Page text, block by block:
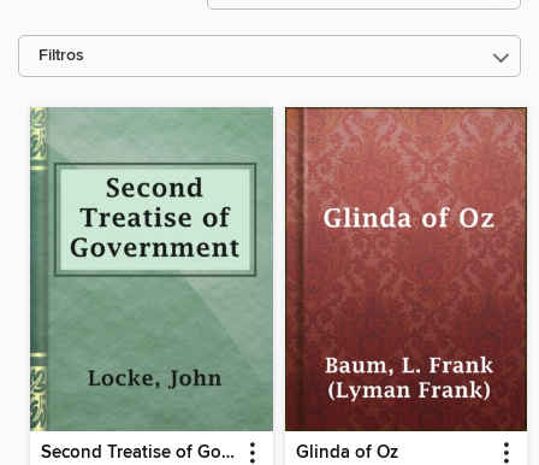
Filtros
Second Treatise of Government Glinda of Oz